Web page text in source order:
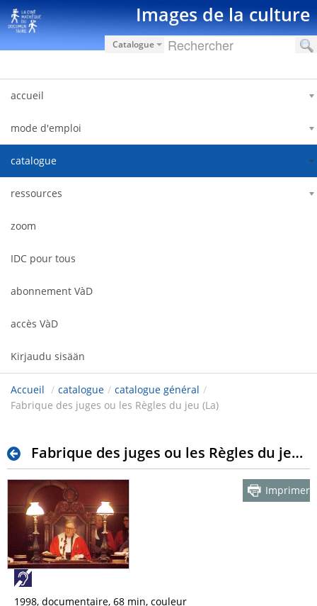
Hyppää sisältöön Images de la culture
Catalogue
accueil
mode d'emploi
catalogue
ressources
zoom
IDC pour tous
abonnement VàD
accès VàD
Kirjaudu sisään
Accueil / catalogue / catalogue général /
Fabrique des juges ou les Règles du jeu (La)
Fabrique des juges ou les Règles du jeu (La)
Imprimer
1998, documentaire, 68 min, couleur